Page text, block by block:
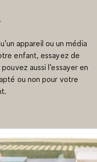
appareil ou un média
enfant, essayez de
pouvez aussi l’essayer en
ou non pour votre